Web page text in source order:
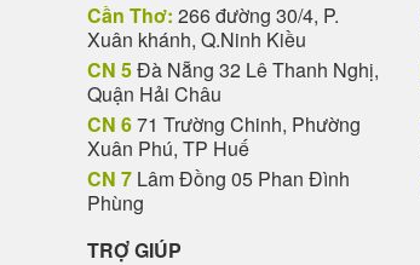
Cần Thơ: 266 đường 30/4, P.
Xuân khánh, Q.Ninh Kiều
CN 5Đà Nẵng 32 Lê Thanh Nghị,
Quận Hải Châu
CN 671 Trường Chinh, Phường
Xuân Phú, TP Huế
CN 7 Lâm Đồng 05 Phan Đình
Phùng
TRỢ GIÚP